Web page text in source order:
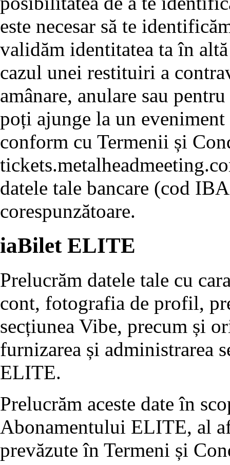
este necesar să te
validăm identitatea ta în
cazul unei restituiri a
amânare, anulare sau
poți ajunge la un
conform cu Termenii și
datele tale bancare (cod
corespunzătoare.
iaBilet ELITE
Prelucrăm datele tale cu
cont, fotografia de profil,
secțiunea Vibe, precum și
furnizarea și administrarea
ELITE.
Prelucrăm aceste date în
Abonamentului ELITE, al
prevăzute în Termeni și